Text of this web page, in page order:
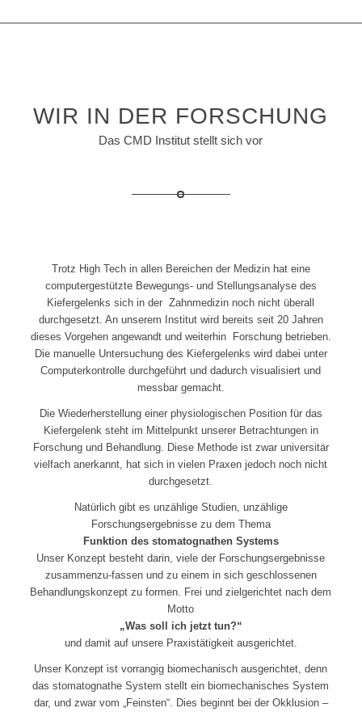
WIR IN DER FORSCHUNG
Das CMD Institut stellt sich vor
Trotz High Tech in allen Bereichen der Medizin hat eine
computergestützte Bewegungs- und Stellungsanalyse des
Kiefergelenks sich in der Zahnmedizin noch nicht überall
durchgesetzt. An unserem Institut wird bereits seit 20 Jahren
dieses Vorgehen angewandt und weiterhin Forschung betrieben.
Die manuelle Untersuchung des Kiefergelenks wird dabei unter
Computerkontrolle durchgeführt und dadurch visualisiert und
messbar gemacht.
Die Wiederherstellung einer physiologischen Position für das
Kiefergelenk steht im Mittelpunkt unserer Betrachtungen in
Forschung und Behandlung. Diese Methode ist zwar universitär
vielfach anerkannt, hat sich in vielen Praxen jedoch noch nicht
durchgesetzt.
Natürlich gibt es unzählige Studien, unzählige
Forschungsergebnisse zu dem Thema
Funktion des stomatognathen Systems
Unser Konzept besteht darin, viele der Forschungsergebnisse
zusammenzu-fassen und zu einem in sich geschlossenen
Behandlungskonzept zu formen. Frei und zielgerichtet nach dem
Motto
„Was soll ich jetzt tun?“
und damit auf unsere Praxistätigkeit ausgerichtet.
Unser Konzept ist vorrangig biomechanisch ausgerichtet, denn
das stomatognathe System stellt ein biomechanisches System
dar, und zwar vom „Feinsten“. Dies beginnt bei der Okklusion –